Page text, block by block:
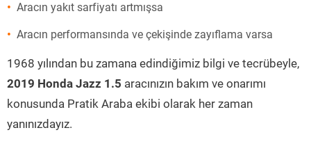
Aracın yakıt sarfiyatı artmışsa
Aracın performansında ve çekişinde zayıflama varsa
1968 yılından bu zamana edindiğimiz bilgi ve tecrübeyle,
2019 Honda Jazz 1.5 aracınızın bakım ve onarımı
konusunda Pratik Araba ekibi olarak her zaman
yanınızdayız.